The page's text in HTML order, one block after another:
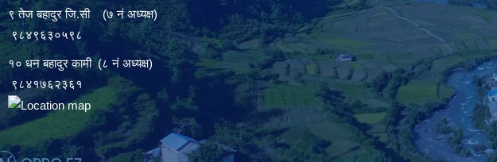
९ तेज बहादुर जि.सी (७ नं अध्यक्ष)
९८४९६३०५९८
१० धन बहादुर कामी (८ नं अध्यक्ष)
९८४१७६२३६१